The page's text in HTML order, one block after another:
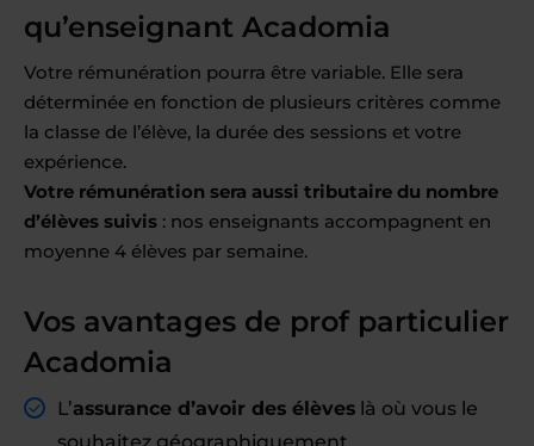
qu’enseignant Acadomia
Votre rémunération pourra être variable. Elle sera
déterminée en fonction de plusieurs critères comme
la classe de l’élève, la durée des sessions et votre
expérience.
Votre rémunération sera aussi tributaire du nombre
d’élèves suivis : nos enseignants accompagnent en
moyenne 4 élèves par semaine.
Vos avantages de prof particulier
Acadomia
L’assurance d’avoir des élèves là où vous le